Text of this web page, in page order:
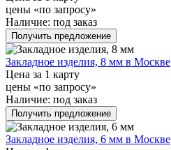
цены «по запросу»
Наличие: под заказ
Получить предложение
Закладное изделия, 8 мм в Москве
Цена за 1 карту
цены «по запросу»
Наличие: под заказ
Получить предложение
Закладное изделия, 6 мм в Москве